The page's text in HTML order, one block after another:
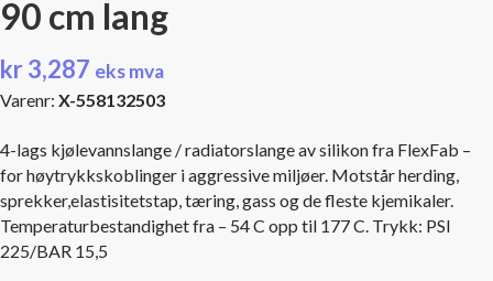
90 cm lang
kr3,287 eks mva
Varenr: X-558132503
4-lags kjølevannslange / radiatorslange av silikon fra FlexFab –
for høytrykkskoblinger i aggressive miljøer. Motstår herding,
sprekker,elastisitetstap, tæring, gass og de fleste kjemikaler.
Temperaturbestandighet fra – 54 C opp til 177 C. Trykk: PSI
225/BAR 15,5